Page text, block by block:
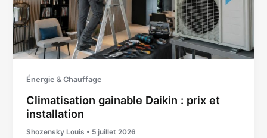
Énergie & Chauffage
Climatisation gainable Daikin : prix et
installation
Shozensky Louis • 5 juillet 2026